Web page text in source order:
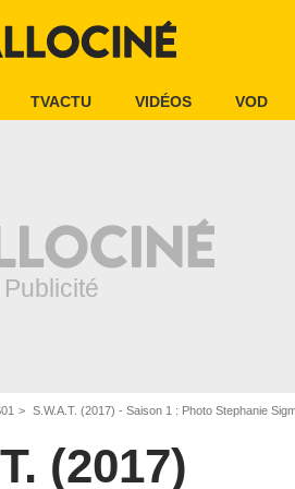
TVACTU VIDÉOS VOD
S.W.A.T. (2017) - Saison 1 : Photo Stephanie
(2017)